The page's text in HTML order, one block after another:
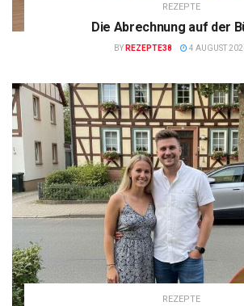
REZEPTE
Die Abrechnung auf der
BY REZEPTE38 4 AUGUST
REZEPTE